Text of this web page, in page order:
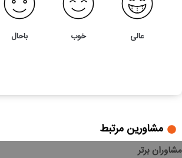
عالی خوب باحال
مشاورین مرتبط
مشاوران برتر